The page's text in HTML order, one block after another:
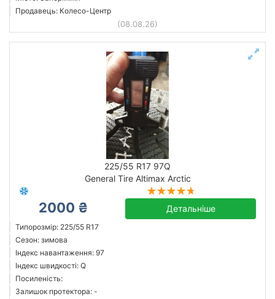
Продавець: Колесо-Центр
(08.08.26)
225/55 R17 97Q
General Tire Altimax Arctic
2000 ₴ Детальніше
Типорозмір: 225/55 R17
Сезон: зимова
Індекс навантаження: 97
Індекс швидкості: Q
Посиленість:
Залишок протектора: -